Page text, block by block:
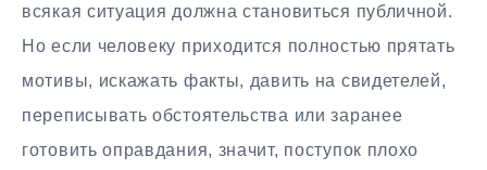
всякая ситуация должна становиться публичной.
Но если человеку приходится полностью прятать
мотивы, искажать факты, давить на свидетелей,
переписывать обстоятельства или заранее
готовить оправдания, значит, поступок плохо